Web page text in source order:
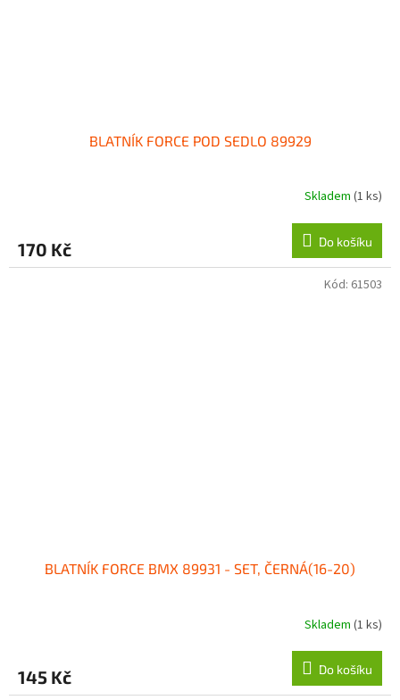
BLATNÍK FORCE POD SEDLO 89929
Skladem (1 ks)
170 Kč Do košíku
BLATNÍK FORCE BMX 89931 - SET, ČERNÁ(16-20)
Skladem (1 ks)
145 Kč Do košíku
Kód: 61503